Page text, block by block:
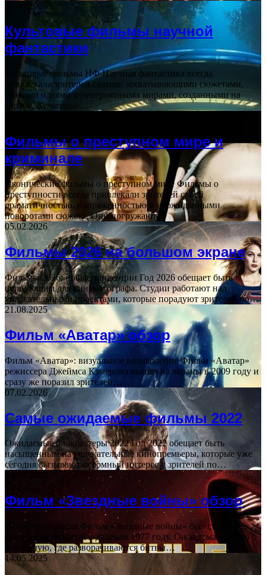
20.03.2026
Культовые фильмы научной
фантастики
Культовые фильмы НФ Научная фантастика всегда
привлекала зрителей своими захватывающими сюжетами,
умными идеями и невероятными мирами, созданными на
экране. Культовые…
Фильмы о преступном мире и
криминале
Иконические фильмы о преступном мире Фильмы о
преступности всегда привлекали зрителей своей
драматичностью, напряженностью и неожиданными
поворотами сюжета. Они погружают…
05.02.2026
Фильмы 2026 на большом экране
Фильмы 2026: новые тенденции Год 2026 обещает быть
волнующим для кинематографа. Студии работают над
увлекательными проектами, которые порадуют зрителей по…
21.08.2025
Фильм «Аватар» обзор
Фильм «Аватар»: визуальное великолепие Фильм «Аватар»
режиссера Джеймса Кэмерона вышел на экраны в 2009 году и
сразу же поразил зрителей…
07.02.2026
Самые ожидаемые фильмы 2022
Ожидаемые блокбастеры 2022 Год 2022 обещает быть
насыщенным на увлекательные кинопремьеры, которые уже
сегодня вызывают огромный интерес у зрителей по…
Фильм «Звездные войны» обзор
История создания Фильм «Звездные войны» был создан
Джорджем Лукасом в далеком 1977 году. Он задумал целую
вселенную, где разворачиваются битвы…
14.05.2025